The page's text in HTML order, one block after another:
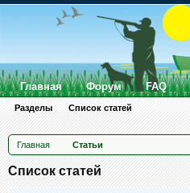
Главная Статьи
Список статей
Главная Форум FAQ
Разделы Список статей